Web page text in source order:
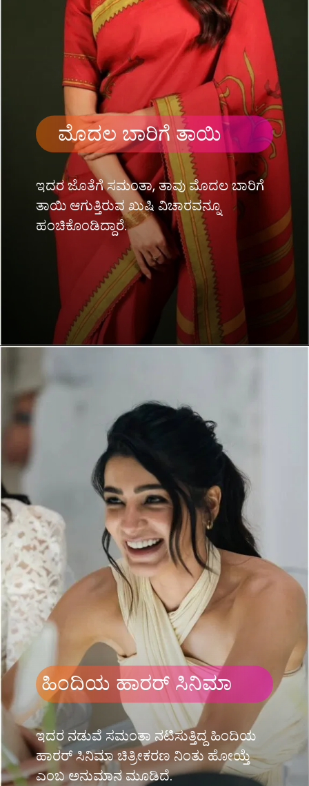
ಇದರ ಜೊತೆಗೆ ಸಮಂತಾ, ತಾವು ಮೊದಲ ಬಾರಿಗೆ
ತಾಯಿ ಆಗುತ್ತಿರುವ ಖುಷಿ ವಿಚಾರವನ್ನೂ
ಹಂಚಿಕೊಂಡಿದ್ದಾರೆ.
ಮೊದಲ ಬಾರಿಗೆ ತಾಯಿ
ಇದರ ನಡುವೆ ಸಮಂತಾ ನಟಿಸುತ್ತಿದ್ದ ಹಿಂದಿಯ
ಹಾರರ್ ಸಿನಿಮಾ ಚಿತ್ರೀಕರಣ ನಿಂತು ಹೋಯ್ತೆ
ಎಂಬ ಅನುಮಾನ ಮೂಡಿದೆ.
ಹಿಂದಿಯ ಹಾರರ್ ಸಿನಿಮಾ